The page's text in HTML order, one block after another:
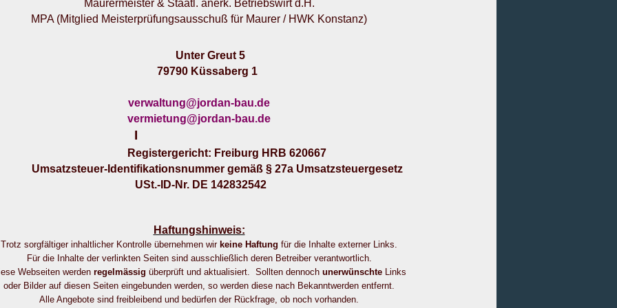
Maurermeister & Staatl. anerk. Betriebswirt d.H.
MPA (Mitglied Meisterprüfungsausschuß für Maurer / HWK Konstanz)
Unter Greut 5
79790 Küssaberg 1
verwaltung@jordan-bau.de
vermietung@jordan-bau.de
I
Registergericht: Freiburg HRB 620667
Identifikationsnummer gemäß § 27a Umsatzsteuergesetz
USt.-ID-Nr. DE 142832542
Haftungshinweis:
Trotz sorgfältiger inhaltlicher Kontrolle übernehmen wirkeine Haftung für die Inhalte externer Links.
Für die Inhalte der verlinkten Seiten sind ausschließlich deren Betreiber verantwortlich.
Webseiten werdenregelmässig überprüft und aktualisiert. Sollten dennoch unerwünschteLinks
oder Bilder auf diesen Seiten eingebunden werden, so werden diese nach Bekanntwerden entfernt.
Alle Angebote sind freibleibend und bedürfen der Rückfrage, ob noch vorhanden.